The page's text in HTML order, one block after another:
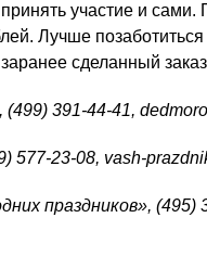
участие и сами.
Лучше
сделанный
(499) 391-44-41,
577-23-08, vash-
праздников», (495)